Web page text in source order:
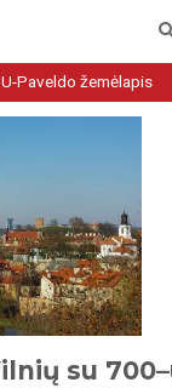
U-Paveldo žemėlapis
su